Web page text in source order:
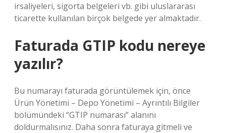
irsaliyeleri, sigorta belgeleri vb. gibi uluslararası
ticarette kullanılan birçok belgede yer almaktadır.
Faturada GTIP kodu nereye
yazılır?
Bu numarayı faturada görüntülemek için, önce
Ürün Yönetimi – Depo Yönetimi – Ayrıntılı Bilgiler
bölümündeki “GTIP numarası” alanını
doldurmalısınız. Daha sonra faturaya gitmeli ve